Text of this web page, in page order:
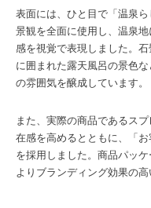
表面には、ひと目で「温泉
景観を全面に使用し、温泉
感を視覚で表現しました。
に囲まれた露天風呂の景色
の雰囲気を醸成しています。
また、実際の商品であるス
在感を高めるとともに、「
を採用しました。商品パッ
よりブランディング効果の高